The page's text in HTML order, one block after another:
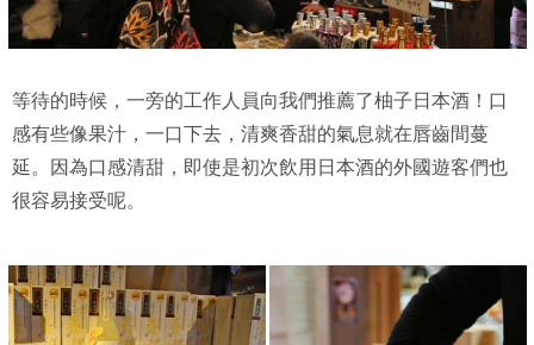
等待的時候，一旁的工作人員向我們推薦了柚子日本酒！口
感有些像果汁，一口下去，清爽香甜的氣息就在唇齒間蔓
延。因為口感清甜，即使是初次飲用日本酒的外國遊客們也
很容易接受呢。